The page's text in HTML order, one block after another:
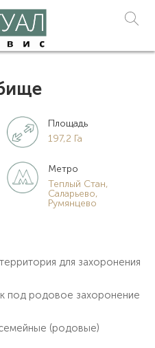
Площадь
197,2 Га
Метро
Теплый Стан,
Саларьево,
Румянцево
для захоронения
под родовое захоронение
(родовые)